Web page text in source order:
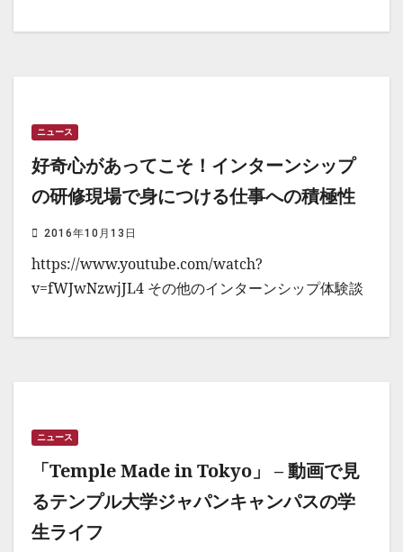
ニュース
好奇心があってこそ！インターンシップ
の研修現場で身につける仕事への積極性
2016年10月13日
https://www.youtube.com/watch?
v=fWJwNzwjJL4 その他のインターンシップ体験談
ニュース
「Temple Made in Tokyo」 – 動画で見
るテンプル大学ジャパンキャンパスの学
生ライフ